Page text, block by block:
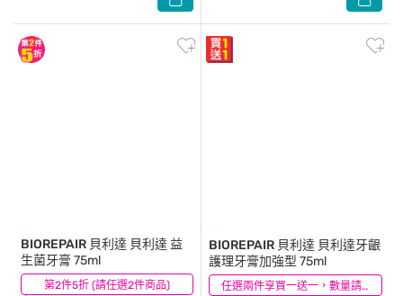
第2件5折 (請任選2件商品)
BIOREPAIR 貝利達 貝利達 益
生菌牙膏 75ml
(4) 任選兩件享買一送一，數量請選2件
BIOREPAIR 貝利達 貝利達牙齦
護理牙膏加強型 75ml
(2)